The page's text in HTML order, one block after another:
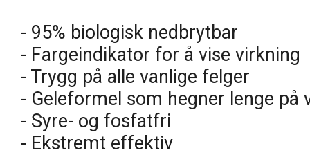
- 95% biologisk nedbrytbar
- Fargeindikator for å vise virkning
- Trygg på alle vanlige felger
- Geleformel som hegner lenge på
- Syre- og fosfatfri
- Ekstremt effektiv